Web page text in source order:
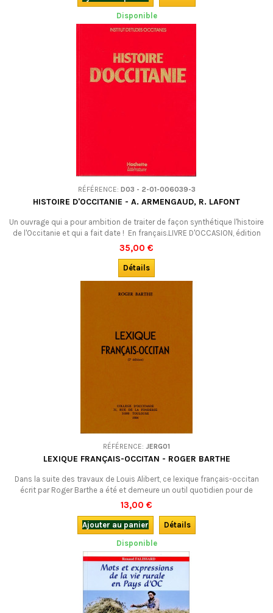
Disponible
RÉFÉRENCE: D03 - 2-01-006039-3
HISTOIRE D'OCCITANIE - A. ARMENGAUD, R. LAFONT
Un ouvrage qui a pour ambition de traiter de façon synthétique l'histoire
de l'Occitanie et qui a fait date ! En français.LIVRE D'OCCASION, édition
de 1979, excellent état. VENDU !
35,00 €
Détails
RÉFÉRENCE: JERG01
LEXIQUE FRANÇAIS-OCCITAN - ROGER BARTHE
Dans la suite des travaux de Louis Alibert, ce lexique français-occitan
écrit par Roger Barthe a été et demeure un outil quotidien pour de
nombreux amoureux de la langue occitane. LIVRE NEUF MAIS ANCIEN : 2e
édition (1984).
13,00 €
Ajouter au panier
Détails
Disponible